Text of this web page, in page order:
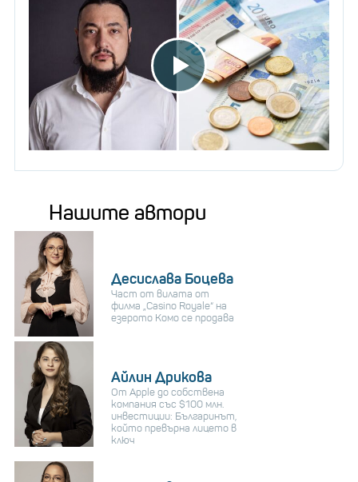
Нашите автори
Десислава Боцева
Част от вилата от
филма „Casino Royale“ на
езерото Комо се продава
Айлин Дрикова
От Apple до собствена
компания със $100 млн.
инвестиции: Българинът,
който превърна лицето в
ключ